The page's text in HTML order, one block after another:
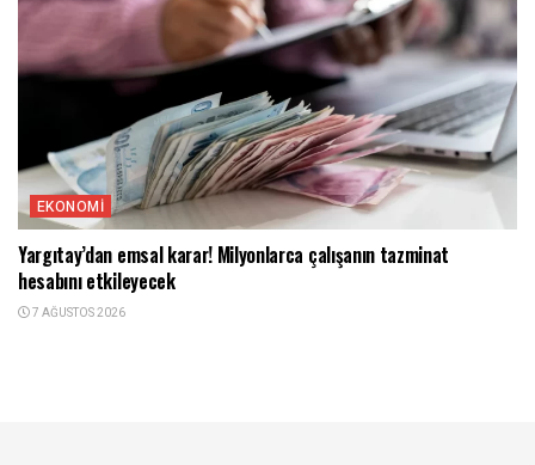
EKONOMI
Yargıtay’dan emsal karar! Milyonlarca çalışanın tazminat
hesabını etkileyecek
7 AĞUSTOS 2026